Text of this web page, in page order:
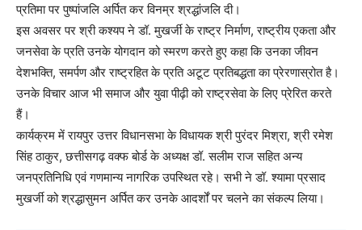
प्रतिमा पर पुष्पांजलि अर्पित कर विनम्र श्रद्धांजलि दी।
इस अवसर पर श्री कश्यप ने डॉ. मुखर्जी के राष्ट्र निर्माण, राष्ट्रीय एकता और
जनसेवा के प्रति उनके योगदान को स्मरण करते हुए कहा कि उनका जीवन
देशभक्ति, समर्पण और राष्ट्रहित के प्रति अटूट प्रतिबद्धता का प्रेरणास्रोत है।
उनके विचार आज भी समाज और युवा पीढ़ी को राष्ट्रसेवा के लिए प्रेरित करते
हैं।
कार्यक्रम में रायपुर उत्तर विधानसभा के विधायक श्री पुरंदर मिश्रा, श्री रमेश
सिंह ठाकुर, छत्तीसगढ़ वक्फ बोर्ड के अध्यक्ष डॉ. सलीम राज सहित अन्य
जनप्रतिनिधि एवं गणमान्य नागरिक उपस्थित रहे। सभी ने डॉ. श्यामा प्रसाद
मुखर्जी को श्रद्धासुमन अर्पित कर उनके आदर्शों पर चलने का संकल्प लिया।